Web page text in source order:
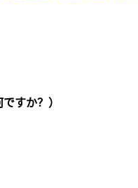
すか？）